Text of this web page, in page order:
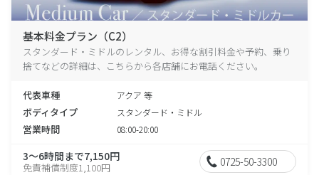
基本料金プラン（C2）
スタンダード・ミドルのレンタル、お得な割引料金や予約、乗り
捨てなどの詳細は、こちらから各店舗にお電話ください。
代表車種 アクア 等
ボディタイプ スタンダード・ミドル
営業時間 08:00-20:00
3～6時間まで7,150円
免責補償制度1,100円 0725-50-3300